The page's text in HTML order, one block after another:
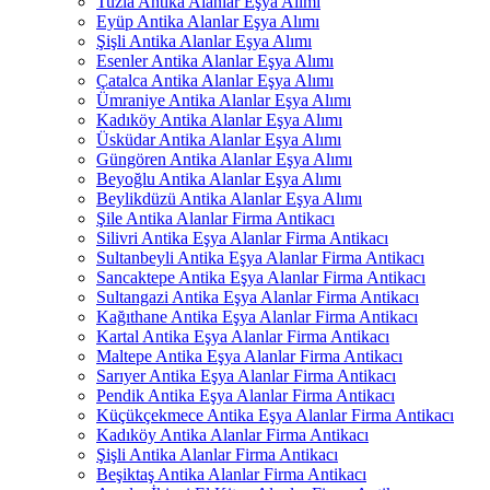
Eyüp Antika Alanlar Eşya Alımı
Şişli Antika Alanlar Eşya Alımı
Esenler Antika Alanlar Eşya Alımı
Çatalca Antika Alanlar Eşya Alımı
Ümraniye Antika Alanlar Eşya Alımı
Kadıköy Antika Alanlar Eşya Alımı
Üsküdar Antika Alanlar Eşya Alımı
Güngören Antika Alanlar Eşya Alımı
Beyoğlu Antika Alanlar Eşya Alımı
Beylikdüzü Antika Alanlar Eşya Alımı
Şile Antika Alanlar Firma Antikacı
Silivri Antika Eşya Alanlar Firma Antikacı
Sultanbeyli Antika Eşya Alanlar Firma Antikacı
Sancaktepe Antika Eşya Alanlar Firma Antikacı
Sultangazi Antika Eşya Alanlar Firma Antikacı
Kağıthane Antika Eşya Alanlar Firma Antikacı
Kartal Antika Eşya Alanlar Firma Antikacı
Maltepe Antika Eşya Alanlar Firma Antikacı
Sarıyer Antika Eşya Alanlar Firma Antikacı
Pendik Antika Eşya Alanlar Firma Antikacı
Küçükçekmece Antika Eşya Alanlar Firma Antikacı
Kadıköy Antika Alanlar Firma Antikacı
Şişli Antika Alanlar Firma Antikacı
Beşiktaş Antika Alanlar Firma Antikacı